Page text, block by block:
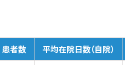
患者数 平均在院日数（自院）